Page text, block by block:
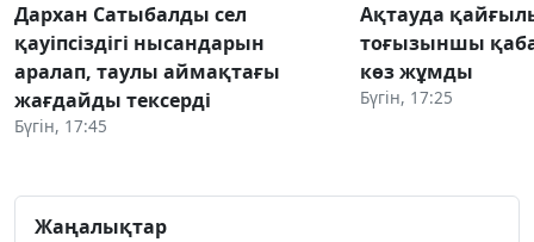
Дархан Сатыбалды сел
қауіпсіздігі нысандарын
аралап, таулы аймақтағы
жағдайды тексерді
Бүгін, 17:45
Ақтауда
тоғызыншы
көз жұмды
Бүгін, 17:25
Жаңалықтар